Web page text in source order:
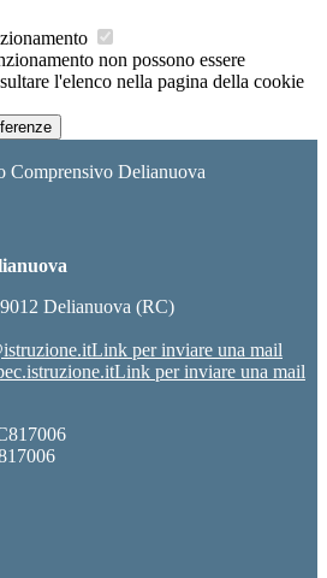
non possono essere
l'elenco nella pagina della cookie
Comprensivo Delianuova
Delianuova (RC)
Link per inviare una mail
Link per inviare una mail